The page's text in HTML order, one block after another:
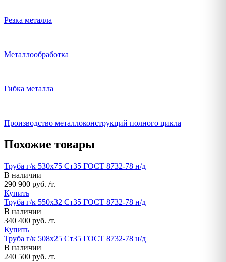
Резка металла
Металлообработка
Гибка металла
Производство металлоконструкций полного цикла
Похожие товары
Труба г/к 530х75 Ст35 ГОСТ 8732-78 н/д
В наличии
290 900 руб. /т.
Купить
Труба г/к 550х32 Ст35 ГОСТ 8732-78 н/д
В наличии
340 400 руб. /т.
Купить
Труба г/к 508х25 Ст35 ГОСТ 8732-78 н/д
В наличии
240 500 руб. /т.